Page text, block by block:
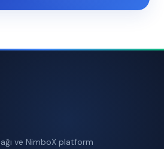
ve NimboX platform